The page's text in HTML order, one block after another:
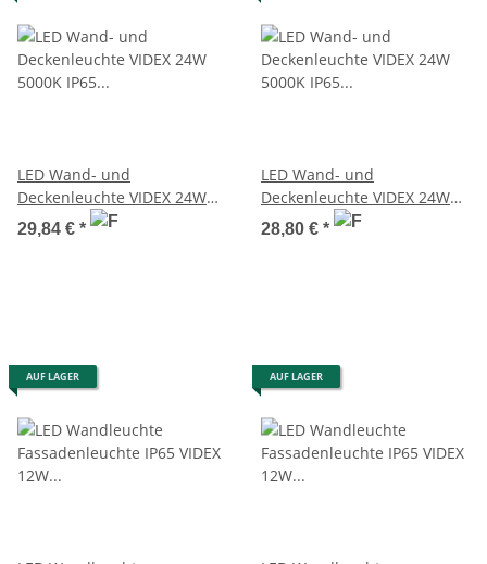
LED Wand- und
Deckenleuchte VIDEX 24W
5000K IP65
Feuchtraumleuchte
29,84 € *
LED Wand- und
Deckenleuchte VIDEX 24W
5000K IP65
Feuchtraumleuchte
28,80 € *
AUF LAGER AUF LAGER